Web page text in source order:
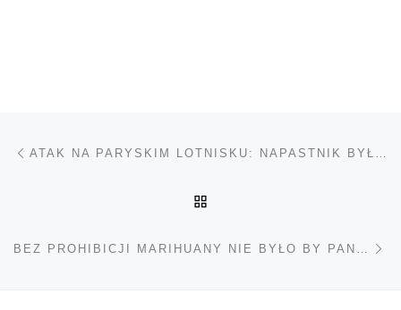
Nawigacja wpisu